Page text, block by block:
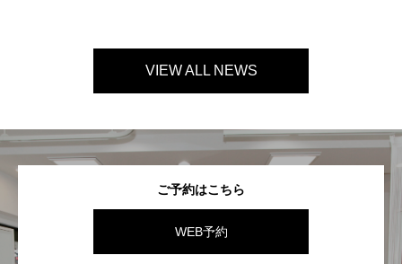
VIEW ALL NEWS
ご予約はこちら
WEB予約